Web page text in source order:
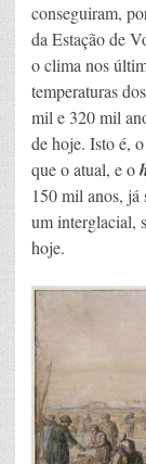
conseguiram,
da Estação de
o clima nos
temperaturas
mil e 320 mil
de hoje. Isto é,
que o atual, e o
150 mil anos, já
um interglacial,
hoje.